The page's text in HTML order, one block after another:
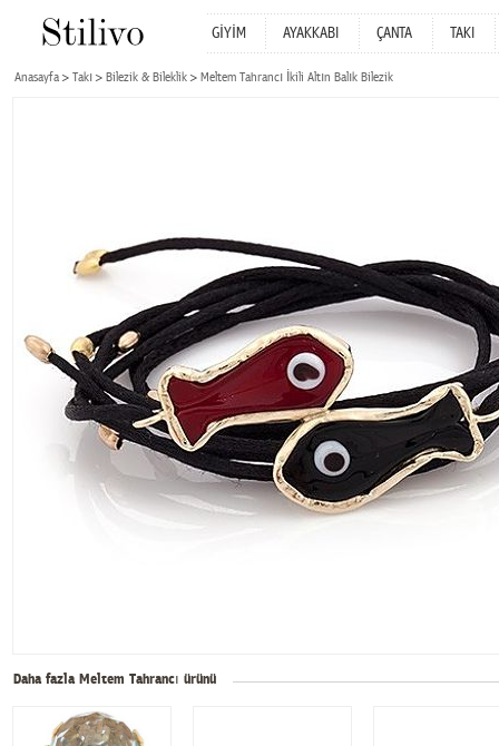
GİYİM AYAKKABI ÇANTA TAKI
Anasayfa Takı Bilezik & Bileklik Meltem Tahrancı İkili Altın Balık Bilezik
Daha fazla Meltem Tahrancı ürünü